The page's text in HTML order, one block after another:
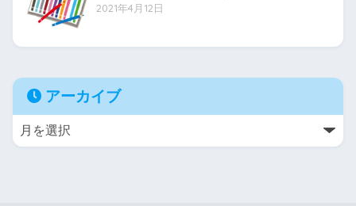
2021年4月12日
アーカイブ